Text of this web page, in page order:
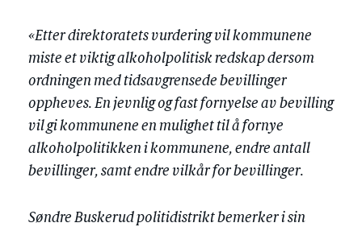
«Etter direktoratets vurdering vil kommunene
miste et viktig alkoholpolitisk redskap dersom
ordningen med tidsavgrensede bevillinger
oppheves. En jevnlig og fast fornyelse av bevilling
vil gi kommunene en mulighet til å fornye
alkoholpolitikken i kommunene, endre antall
bevillinger, samt endre vilkår for bevillinger.
Søndre Buskerud politidistrikt bemerker i sin